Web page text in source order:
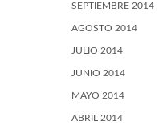
SEPTIEMBRE 2014
AGOSTO 2014
JULIO 2014
JUNIO 2014
MAYO 2014
ABRIL 2014